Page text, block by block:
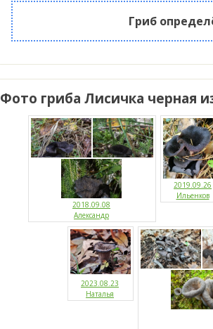
Гриб
Фото гриба Лисичка черная
2018.09.08
Александр
2019.09.26
Ильенков
2023.08.23
Наталья